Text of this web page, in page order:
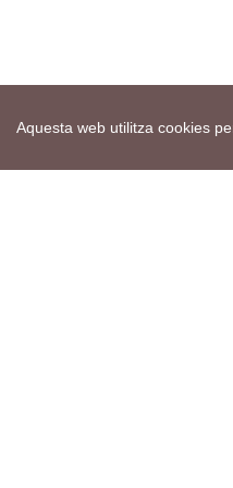
Aquesta web utilitza cookies